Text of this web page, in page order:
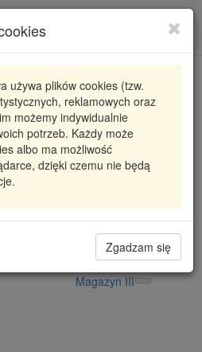
używa plików cookies (tzw.
reklamowych oraz
możemy indywidualnie
potrzeb. Każdy może
albo ma możliwość
dzięki czemu nie będą
Zgadzam się
Filia Lublin 0
Magazyn II
Magazyn V
Magazyn III